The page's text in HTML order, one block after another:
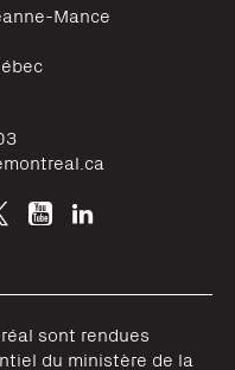
Mance
sont rendues
du ministère de la